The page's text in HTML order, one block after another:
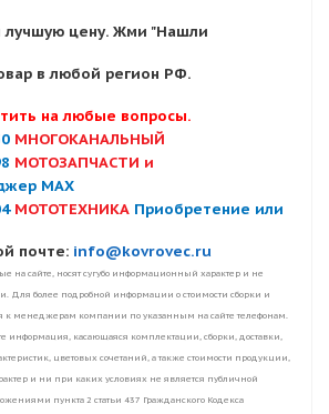
цену. Жми "Нашли
в любой регион РФ.
на любые вопросы.
МНОГОКАНАЛЬНЫЙ
МОТОЗАПЧАСТИ и
MAX
МОТОТЕХНИКА Приобретение или
почте: info@kovrovec.ru
на сайте, носят сугубо информационный характер и не
более подробной информации о стоимости сборки и
к менеджерам компании по указанным на сайте телефонам.
информация, касающаяся комплектации, сборки, доставки,
цветовых сочетаний, а также стоимости продукции,
и ни при каких условиях не является публичной
пункта 2 статьи 437 Гражданского Кодекса